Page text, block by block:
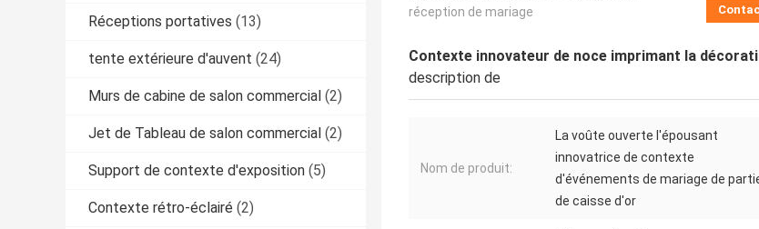
Réceptions portatives (13)
tente extérieure d'auvent (24)
Murs de cabine de salon commercial (2)
Jet de Tableau de salon commercial (2)
Support de contexte d'exposition (5)
Contexte rétro-éclairé (2)
réception de mariage
Contexte innovateur de noce imprimant la
description de
Nom de produit:
La voûte ouverte l'épousant
innovatrice de contexte
d'événements de mariage de
de caisse d'or